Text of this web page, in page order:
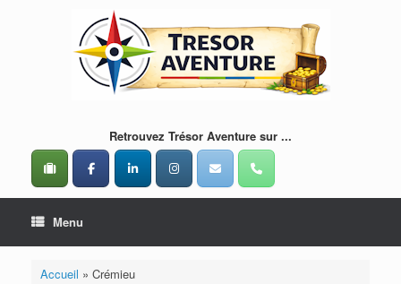
Retrouvez Trésor Aventure sur ...
Menu
Accueil » Crémieu